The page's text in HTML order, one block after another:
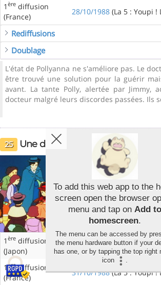
1 ère diffusion
(France)
28/10/1988 (La 5 : Youpi !
Rediffusions
Doublage
L'état de Pollyanna ne s'améliore pas. Le
être trouvé une solution pour la guérir
avant. La tante Polly, alertée par Jimmy,
docteur malgré leurs discordes passées. Ils
25 Une décision difficile
1 ère diffusion
(Japon)
22/06/1986
1èrediffusion
(France)
31/10/1988(La 5 : Youpi !
To add this web app to the
screen open the browser
menu and tap on Add to
homescreen.
The menu can be accessed by
the menu hardware button if your
has one, or by tapping the top right
icon
.